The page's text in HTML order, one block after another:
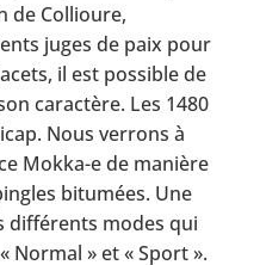
de Collioure,
juges de paix pour
il est possible de
caractère. Les 1480
Nous verrons à
Mokka-e de manière
bitumées. Une
différents modes qui
Normal » et « Sport ».